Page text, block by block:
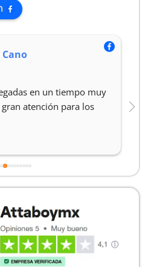
en un tiempo muy
atención para los